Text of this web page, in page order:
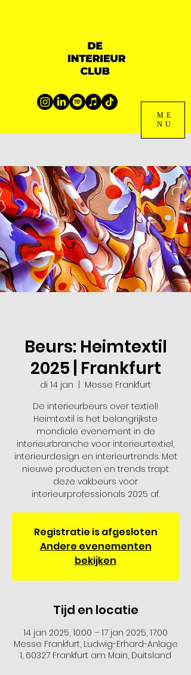
ME
NU
Beurs: Heimtextil
2025 | Frankfurt
di 14 jan
Messe Frankfurt
De interieurbeurs over textiel!
Heimtextil is het belangrijkste
mondiale evenement in de
interieurbranche voor interieurtextiel,
interieurdesign en interieurtrends. Met
nieuwe producten en trends trapt
deze vakbeurs voor
interieurprofessionals 2025 af.
Registratie is afgesloten
Andere evenementen
bekijken
Tijd en locatie
14 jan 2025, 10:00 – 17 jan 2025, 17:00
Messe Frankfurt, Ludwig-Erhard-Anlage
1, 60327 Frankfurt am Main, Duitsland